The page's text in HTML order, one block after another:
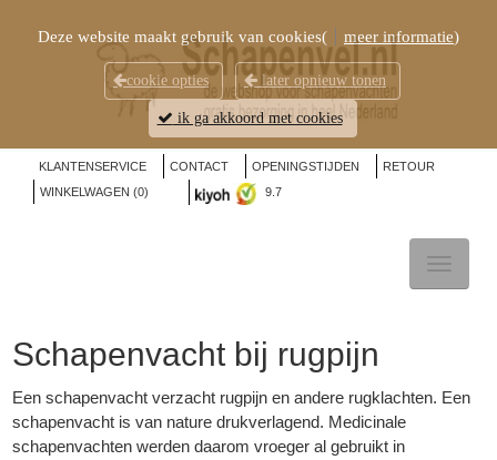
KLANTENSERVICE CONTACT OPENINGSTIJDEN
RETOUR
WINKELWAGEN (0) 9.7
Schapenvacht bij rugpijn
Een schapenvacht verzacht rugpijn en andere rugklachten. Een
schapenvacht is van nature drukverlagend. Medicinale
schapenvachten werden daarom vroeger al gebruikt in
Deze website maakt gebruik van cookies( meer informatie)
cookie opties later opnieuw tonen
ik ga akkoord met cookies